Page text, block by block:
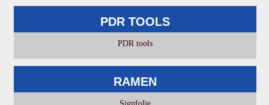
PDR TOOLS
PDR tools
RAMEN